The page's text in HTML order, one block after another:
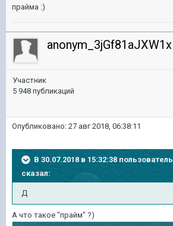
прайма :)
anonym_3jGf81aJXW1x
Участник
5 948 публикаций
Опубликовано: 27 авг 2018, 06:38:11
В 30.07.2018 в 15:32:38 пользователь
сказал:
Д
А что такое "прайм" ?)